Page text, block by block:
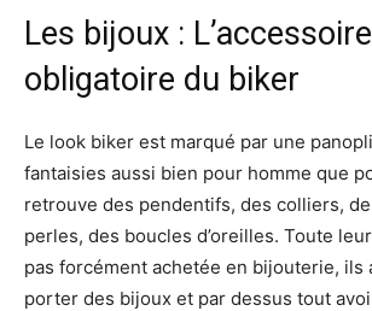
Les bijoux : L’accessoire
obligatoire du biker
Le look biker est marqué par une
fantaisies aussi bien pour homme que
retrouve des pendentifs, des colliers,
perles, des boucles d’oreilles. Toute
pas forcément achetée en bijouterie, ils
porter des bijoux et par dessus tout